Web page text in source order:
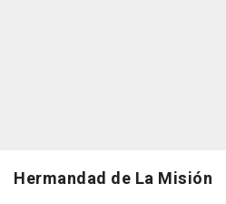
Hermandad de La Misión